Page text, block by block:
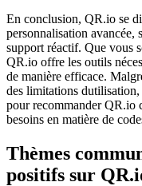
En conclusion, QR.io se
personnalisation avancée,
support réactif. Que vous
QR.io offre les outils
de manière efficace.
des limitations
pour recommander QR.io
besoins en matière de
Thèmes
positifs sur